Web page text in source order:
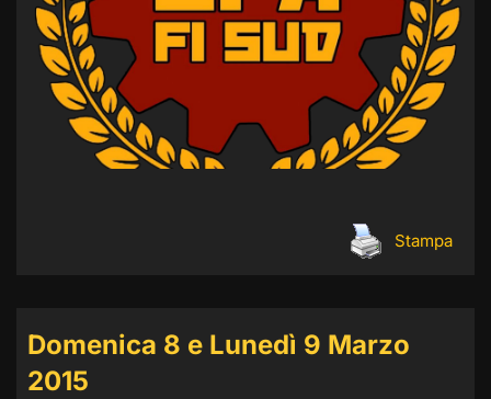
Stampa
Domenica 8 e Lunedì 9 Marzo
2015